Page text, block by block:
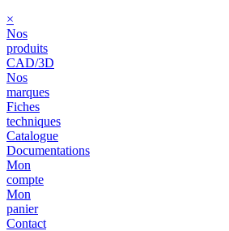
×
Nos
produits
CAD/3D
Nos
marques
Fiches
techniques
Catalogue
Documentations
Mon
compte
Mon
panier
Contact